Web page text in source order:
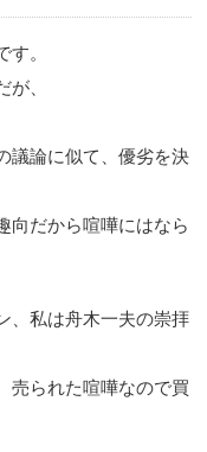
。
が、
議論に似て、優劣を決
向だから喧嘩にはなら
、私は舟木一夫の崇拝
売られた喧嘩なので買